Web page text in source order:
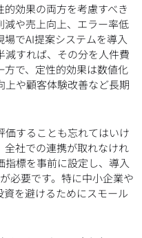
効果の両方を考慮すべき
減や売上向上、エラー率低
でAI提案システムを導入
減すれば、その分を人件費
で、定性的効果は数値化
上や顧客体験改善など長期
価することも忘れてはいけ
全社での連携が取れなけれ
標を事前に設定し、導入
必要です。特に中小企業や
を避けるためにスモール